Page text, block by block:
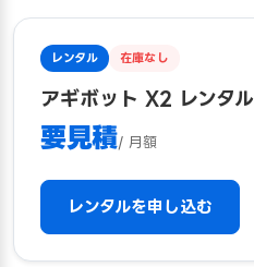
レンタル 在庫なし
アギボット X2 レンタ
要見積/ 月額
レンタルを申し込む